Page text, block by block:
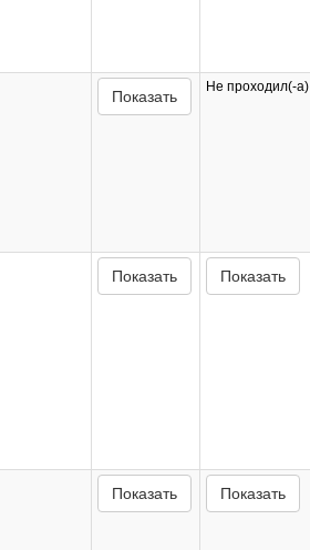
Показать
Не проходил(-а)
Показать Показать
Показать Показать